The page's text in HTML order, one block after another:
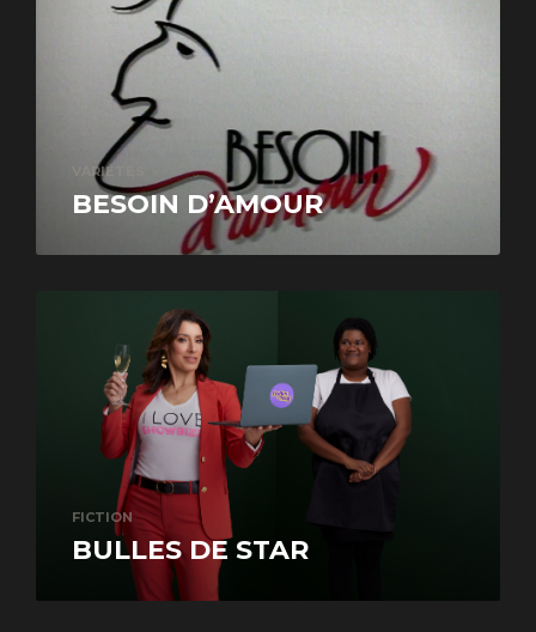
VARIÉTÉS
BESOIN D’AMOUR
FICTION
BULLES DE STAR